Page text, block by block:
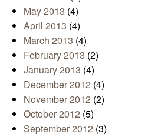
May 2013 (4)
April 2013 (4)
March 2013 (4)
February 2013 (2)
January 2013 (4)
December 2012 (4)
November 2012 (2)
October 2012 (5)
September 2012 (3)